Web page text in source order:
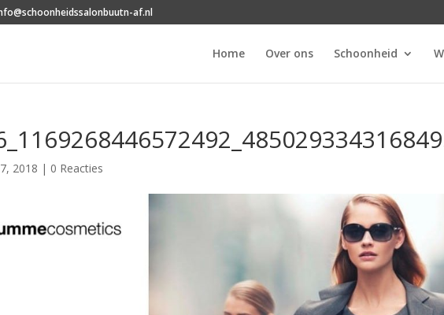
af.nl
Home Over ons Schoonheid
2018 | 0 Reacties